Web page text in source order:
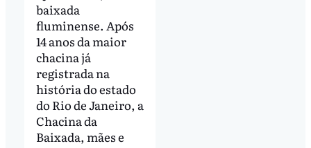
baixada
fluminense. Após
14 anos da maior
chacina já
registrada na
história do estado
do Rio de Janeiro, a
Chacina da
Baixada, mães e